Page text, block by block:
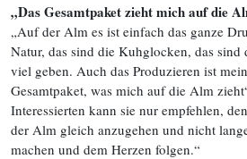
„Das Gesamtpaket zieht mich auf die
„Auf der Alm es ist einfach das ganze
Natur, das sind die Kuhglocken, das sind
viel geben. Auch das Produzieren ist
Gesamtpaket, was mich auf die Alm
Interessierten kann sie nur empfehlen,
der Alm gleich anzugehen und nicht
machen und dem Herzen folgen.“